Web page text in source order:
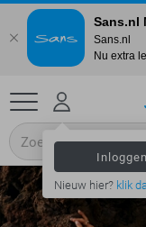
Inloggen
Nieuw hier? klik
Sans.nl
Sans.nl
Nu extra